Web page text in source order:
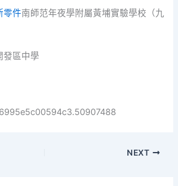
零件南師范年夜學附屬黃埔實驗學校（九
發區中學
NEXT